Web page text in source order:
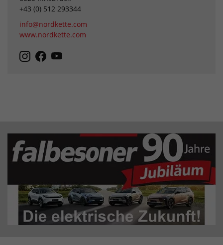
+43 (0) 512 293344
info@nordkette.com
www.nordkette.com